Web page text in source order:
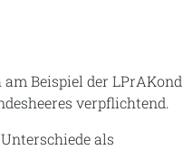
Beispiel der LPrAKond
verpflichtend.
als